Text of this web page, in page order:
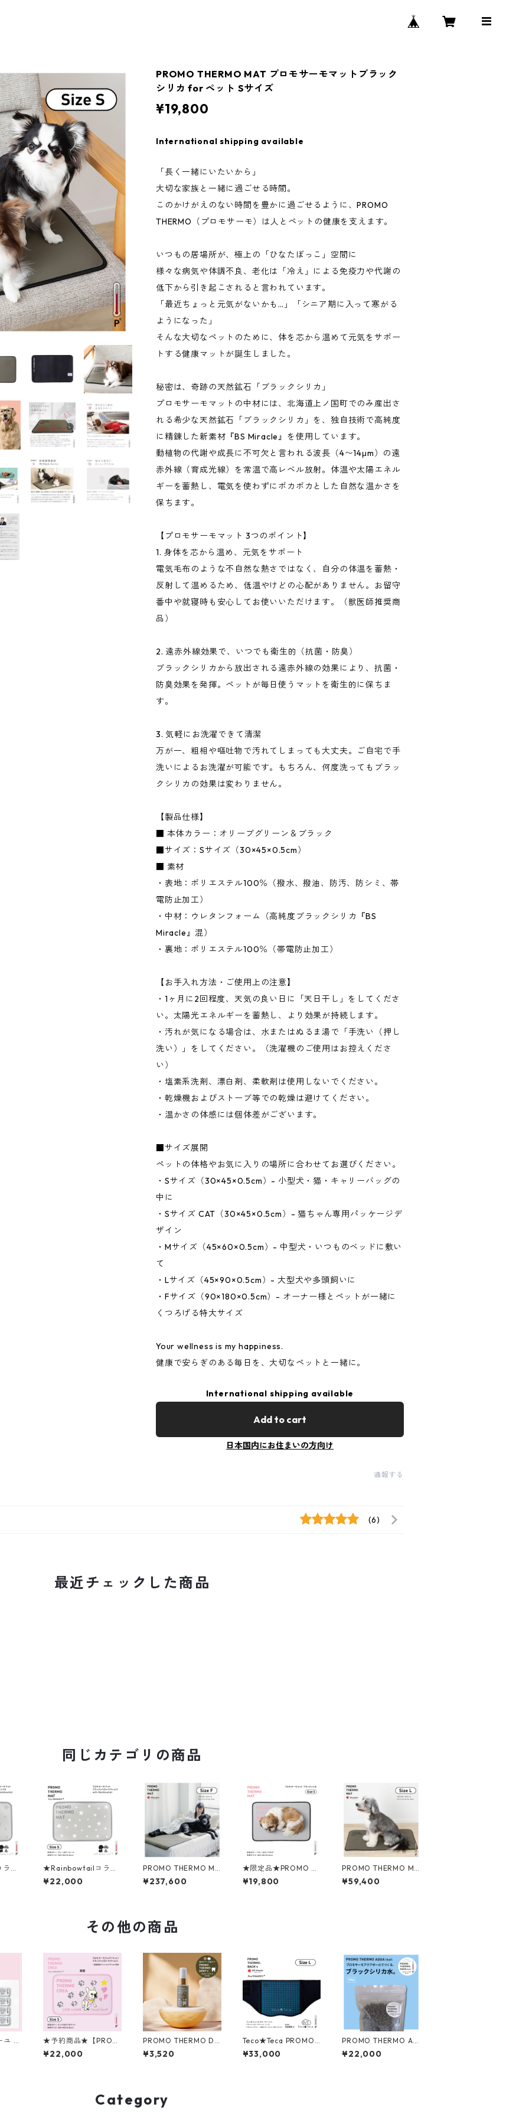
PROMO THERMO MAT プロモサーモマットブラック
シリカ for ペット Sサイズ
¥19,800
International shipping available
「長く一緒にいたいから」
大切な家族と一緒に過ごせる時間。
このかけがえのない時間を豊かに過ごせるように、PROMO
THERMO（プロモサーモ）は人とペットの健康を支えます。
いつもの居場所が、極上の「ひなたぼっこ」空間に
様々な病気や体調不良、老化は「冷え」による免疫力や代謝の
低下から引き起こされると言われています。
「最近ちょっと元気がないかも…」「シニア期に入って寒がる
ようになった」
そんな大切なペットのために、体を芯から温めて元気をサポー
トする健康マットが誕生しました。
秘密は、奇跡の天然鉱石「ブラックシリカ」
プロモサーモマットの中材には、北海道上ノ国町でのみ産出さ
れる希少な天然鉱石「ブラックシリカ」を、独自技術で高純度
に精錬した新素材『BS Miracle』を使用しています。
動植物の代謝や成長に不可欠と言われる波長（4〜14μm）の遠
赤外線（育成光線）を常温で高レベル放射。体温や太陽エネル
ギーを蓄熱し、電気を使わずにポカポカとした自然な温かさを
保ちます。
【プロモサーモマット 3つのポイント】
1. 身体を芯から温め、元気をサポート
電気毛布のような不自然な熱さではなく、自分の体温を蓄熱・
反射して温めるため、低温やけどの心配がありません。お留守
番中や就寝時も安心してお使いいただけます。（獣医師推奨商
品）
2. 遠赤外線効果で、いつでも衛生的（抗菌・防臭）
ブラックシリカから放出される遠赤外線の効果により、抗菌・
防臭効果を発揮。ペットが毎日使うマットを衛生的に保ちま
す。
3. 気軽にお洗濯できて清潔
万が一、粗相や嘔吐物で汚れてしまっても大丈夫。ご自宅で手
洗いによるお洗濯が可能です。もちろん、何度洗ってもブラッ
クシリカの効果は変わりません。
【製品仕様】
■ 本体カラー：オリーブグリーン＆ブラック
■サイズ：Sサイズ（30×45×0.5cm）
■ 素材
・表地：ポリエステル100％（撥水、撥油、防汚、防シミ、帯
電防止加工）
・中材：ウレタンフォーム（高純度ブラックシリカ『BS
Miracle』混）
・裏地：ポリエステル100％（帯電防止加工）
【お手入れ方法・ご使用上の注意】
・1ヶ月に2回程度、天気の良い日に「天日干し」をしてくださ
い。太陽光エネルギーを蓄熱し、より効果が持続します。
・汚れが気になる場合は、水またはぬるま湯で「手洗い（押し
洗い）」をしてください。（洗濯機のご使用はお控えくださ
い）
・塩素系洗剤、漂白剤、柔軟剤は使用しないでください。
・乾燥機およびストーブ等での乾燥は避けてください。
・温かさの体感には個体差がございます。
■サイズ展開
ペットの体格やお気に入りの場所に合わせてお選びください。
・Sサイズ（30×45×0.5cm）- 小型犬・猫・キャリーバッグの
中に
・Sサイズ CAT（30×45×0.5cm）- 猫ちゃん専用パッケージデ
ザイン
・Mサイズ（45×60×0.5cm）- 中型犬・いつものベッドに敷い
て
・Lサイズ（45×90×0.5cm）- 大型犬や多頭飼いに
・Fサイズ（90×180×0.5cm）- オーナー様とペットが一緒に
くつろげる特大サイズ
Your wellness is my happiness.
健康で安らぎのある毎日を、大切なペットと一緒に。
International shipping available
Add to cart
日本国内にお住まいの方向け
通報する
(6)
最近チェックした商品
同じカテゴリの商品
ボ
★Rainbowtailコラボ
★PROMO THERMO
MAT プロモサーモマッ
¥22,000
PROMO THERMO MA
T プロモサーモマット
ブラックシリカ for ペ
¥237,600
★限定品★PROMO T
HERMO MAT プロモサ
ーモマットブラックシ
¥19,800
PROMO THERMO MA
T プロモサーモマット
ブラックシリカ for ペ
¥59,400
その他の商品
フ
★予約商品★【PROM
O THERMO】プロモ
サーモクレア （マッ
¥22,000
PROMO THERMO DE
NT'z プロモサーモデ
ンツ for ペット 30mL
¥3,520
Teco★Teca PROMO
THERMO BACK's テコ
★テカ プロモサーモバ
¥33,000
PROMO THERMO AQ
UA:ball プロモサーモ
アクア：ボール ブラッ
¥22,000
Category